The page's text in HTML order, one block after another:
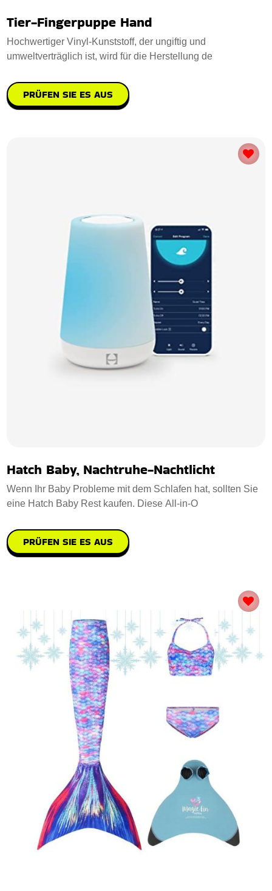
Tier-Fingerpuppe Hand
Hochwertiger Vinyl-Kunststoff, der ungiftig und
umweltverträglich ist, wird für die Herstellung de
PRÜFEN SIE ES AUS
Hatch Baby, Nachtruhe-Nachtlicht
Wenn Ihr Baby Probleme mit dem Schlafen hat, sollten Sie
eine Hatch Baby Rest kaufen. Diese All-in-O
PRÜFEN SIE ES AUS